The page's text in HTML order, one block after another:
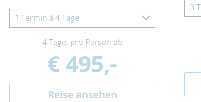
1 Termin à 4 Tage
4 Tage, pro Person ab
€ 495,-
Reise ansehen
3